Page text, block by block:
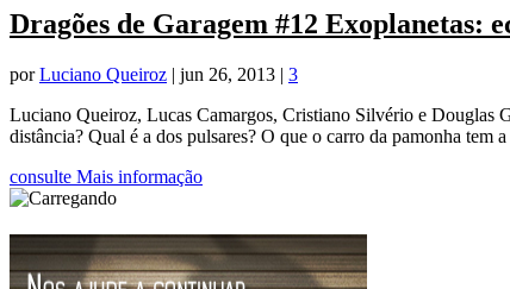
Dragões de Garagem #12 Exoplanetas:
porLuciano Queiroz | jun 26, 2013 | 3
Luciano Queiroz, Lucas Camargos, Cristiano Silvério e Douglas
distância? Qual é a dos pulsares? O que o carro da pamonha tem
consulte Mais informação